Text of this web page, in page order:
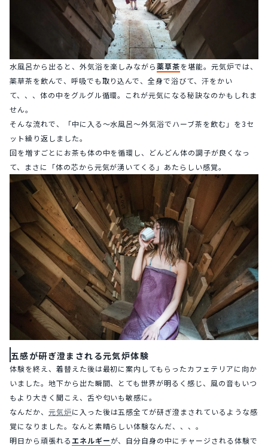
水風呂から出ると、外気浴を楽しみながら薬草茶を堪能。元気炉では、
薬草茶を飲んで、呼吸でも取り込んで、全身で浴びて、汗をかい
て、、、体の中をグルグル循環。これが元気になる秘訣なのかもしれま
せん。
そんな流れで、「中に入る～水風呂～外気浴でハーブ茶を飲む」を3セ
ット繰り返しました。
回を増すごとにお茶も体の中を循環し、どんどん体の調子が良くなっ
て、まさに「体の芯から元気が湧いてくる」あたらしい感覚。
五感が研ぎ澄まされる元気炉体験
体験を終え、着替えた後は最初に案内してもらったカフェテリアに向か
いました。地下から出た瞬間、とても世界が明るく感じ、風の音もいつ
もより大きく聞こえ、舌や匂いも敏感に。
なんだか、 元気炉に入った後は五感全てが研ぎ澄まされているような感
覚になりました。なんと素晴らしい体験なんだ、、、。
明日から頑張れるエネルギーが、自分自身の中にチャージされる体験で